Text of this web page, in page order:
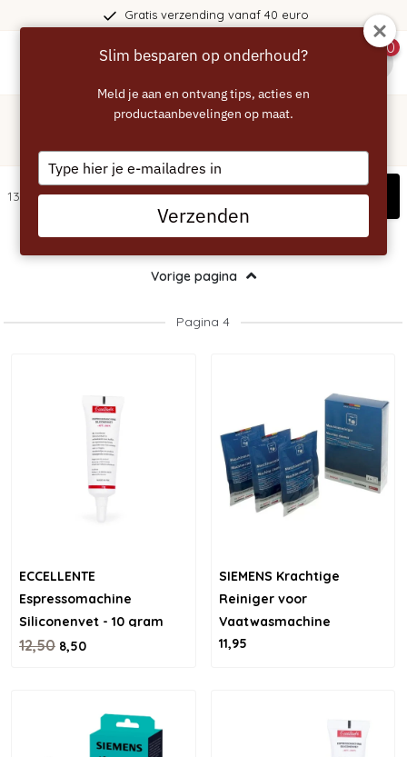
365 dagen
0
Siemens
134 artikelen Filters
Vorige pagina
Pagina 4
ECCELLENTE
Espressomachine
Siliconenvet - 10 gram
12,50 8,50
SIEMENS Krachtige
Reiniger voor
Vaatwasmachine
11,95
Slim besparen op onderhoud?
Meld je aan en ontvang tips, acties en
productaanbevelingen op maat.
Type
your
email
Verzenden